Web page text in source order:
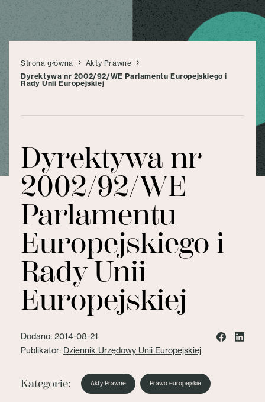
Strona główna
Akty Prawne
Dyrektywa nr 2002/92/WE Parlamentu Europejskiego i
Rady Unii Europejskiej
Dyrektywa nr
2002/92/WE
Parlamentu
Europejskiego i
Rady Unii
Europejskiej
Dodano: 2014-08-21
Publikator: Dziennik Urzędowy Unii Europejskiej
Kategorie: Akty Prawne Prawo europejskie